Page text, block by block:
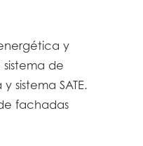
y
de
sistema SATE.
fachadas